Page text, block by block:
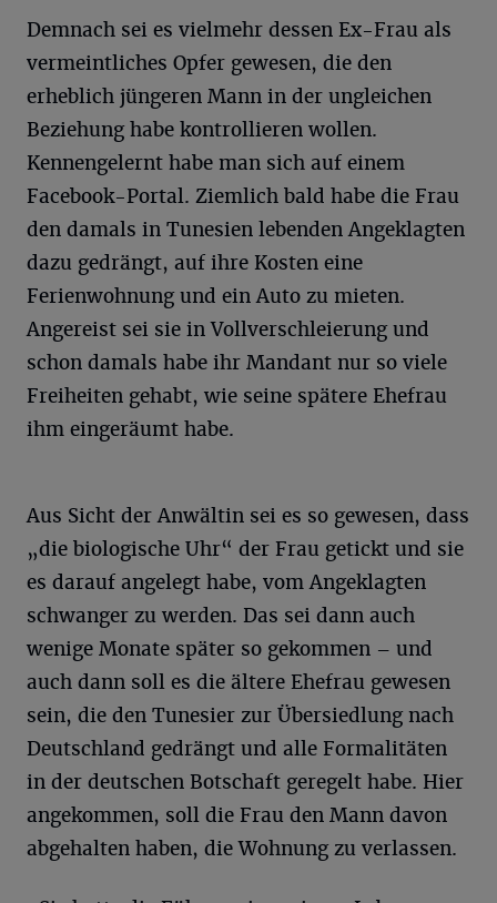
Demnach sei es vielmehr dessen Ex-Frau als
vermeintliches Opfer gewesen, die den
erheblich jüngeren Mann in der ungleichen
Beziehung habe kontrollieren wollen.
Kennengelernt habe man sich auf einem
Facebook-Portal. Ziemlich bald habe die Frau
den damals in Tunesien lebenden Angeklagten
dazu gedrängt, auf ihre Kosten eine
Ferienwohnung und ein Auto zu mieten.
Angereist sei sie in Vollverschleierung und
schon damals habe ihr Mandant nur so viele
Freiheiten gehabt, wie seine spätere Ehefrau
ihm eingeräumt habe.
Aus Sicht der Anwältin sei es so gewesen, dass
„die biologische Uhr“ der Frau getickt und sie
es darauf angelegt habe, vom Angeklagten
schwanger zu werden. Das sei dann auch
wenige Monate später so gekommen – und
auch dann soll es die ältere Ehefrau gewesen
sein, die den Tunesier zur Übersiedlung nach
Deutschland gedrängt und alle Formalitäten
in der deutschen Botschaft geregelt habe. Hier
angekommen, soll die Frau den Mann davon
abgehalten haben, die Wohnung zu verlassen.